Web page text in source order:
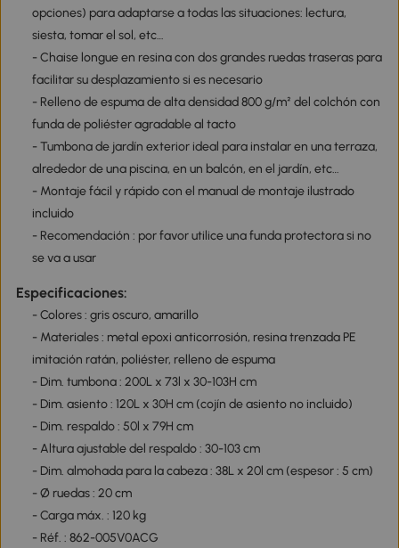
opciones) para adaptarse a todas las situaciones: lectura,
siesta, tomar el sol, etc…
- Chaise longue en resina con dos grandes ruedas traseras para
facilitar su desplazamiento si es necesario
- Relleno de espuma de alta densidad 800 g/m² del colchón con
funda de poliéster agradable al tacto
- Tumbona de jardín exterior ideal para instalar en una terraza,
alrededor de una piscina, en un balcón, en el jardín, etc…
- Montaje fácil y rápido con el manual de montaje ilustrado
incluido
- Recomendación : por favor utilice una funda protectora si no
se va a usar
Especificaciones:
- Colores : gris oscuro, amarillo
- Materiales : metal epoxi anticorrosión, resina trenzada PE
imitación ratán, poliéster, relleno de espuma
- Dim. tumbona : 200L x 73l x 30-103H cm
- Dim. asiento : 120L x 30H cm (cojín de asiento no incluido)
- Dim. respaldo : 50l x 79H cm
- Altura ajustable del respaldo : 30-103 cm
- Dim. almohada para la cabeza : 38L x 20l cm (espesor : 5 cm)
- Ø ruedas : 20 cm
- Carga máx. : 120 kg
- Réf. : 862-005V0ACG